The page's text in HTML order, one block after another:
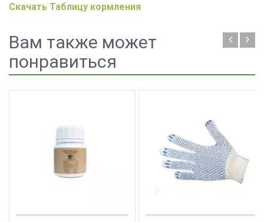
Скачать Таблицу кормления
Вам также может
понравиться